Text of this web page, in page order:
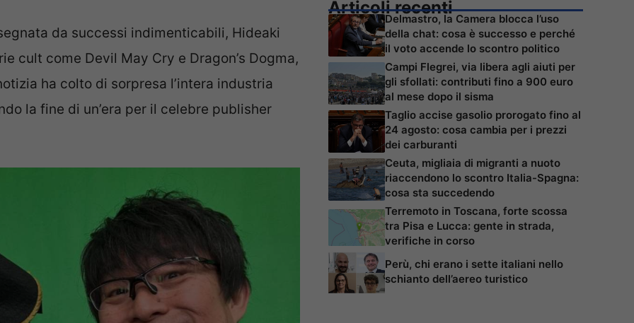
da successi indimenticabili, Hideaki
cult come Devil May Cry e Dragon’s Dogma,
ha colto di sorpresa l’intera industria
la fine di un’era per il celebre publisher
Articoli recenti
Delmastro, la Camera blocca l’uso
della chat: cosa è successo e perché
il voto accende lo scontro politico
Campi Flegrei, via libera agli aiuti per
gli sfollati: contributi fino a 900 euro
al mese dopo il sisma
Taglio accise gasolio prorogato fino al
24 agosto: cosa cambia per i prezzi
dei carburanti
Ceuta, migliaia di migranti a nuoto
riaccendono lo scontro Italia-Spagna:
cosa sta succedendo
Terremoto in Toscana, forte scossa
tra Pisa e Lucca: gente in strada,
verifiche in corso
Perù, chi erano i sette italiani nello
schianto dell’aereo turistico